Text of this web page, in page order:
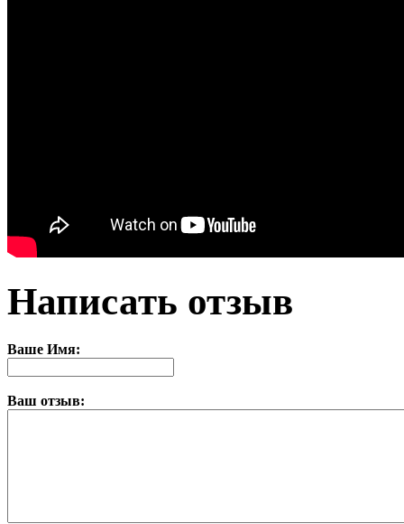
Написать отзыв
Ваше Имя:
Ваш отзыв: